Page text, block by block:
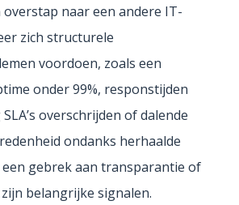
overstap naar een andere IT-
zich structurele
voordoen, zoals een
onder 99%, responstijden
overschrijden of dalende
ondanks herhaalde
een gebrek aan transparantie of
belangrijke signalen.